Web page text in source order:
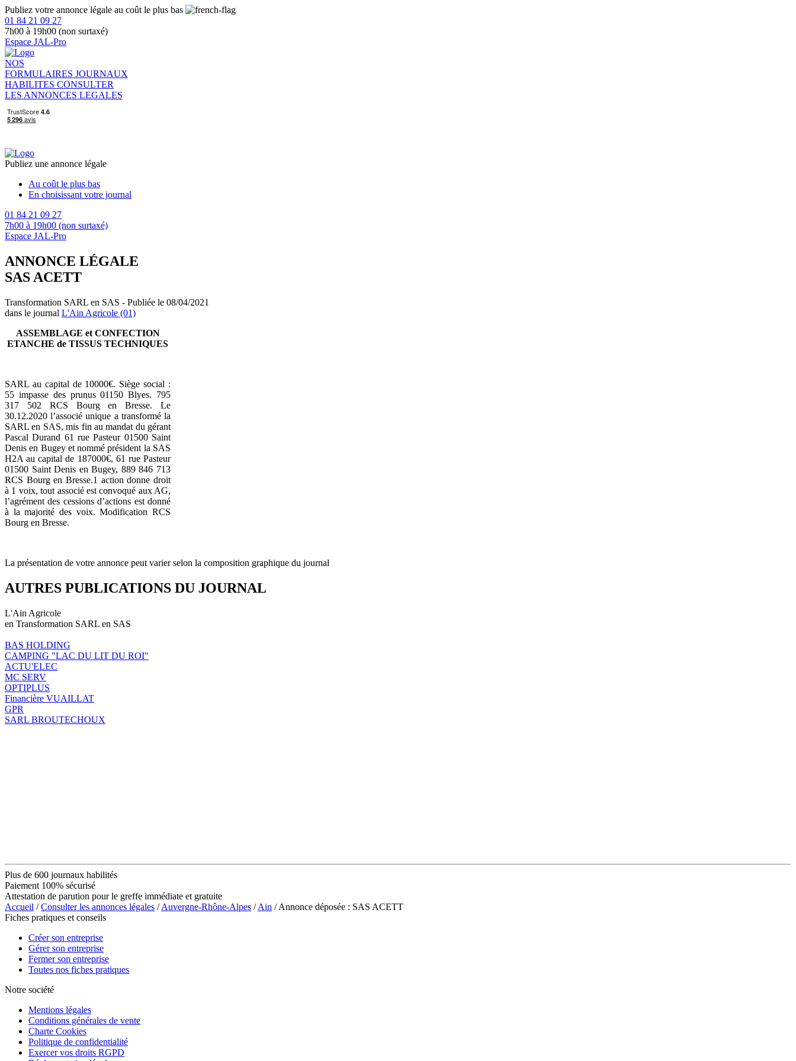
Publiez votre annonce légale au coût le plus bas
01 84 21 09 27
7h00 à 19h00 (non surtaxé)
Espace JAL-Pro
NOS
FORMULAIRES JOURNAUX
HABILITES CONSULTER
LES ANNONCES LEGALES
Publiez une annonce légale
Au coût le plus bas
En choisissant votre journal
01 84 21 09 27
7h00 à 19h00 (non surtaxé)
Espace JAL-Pro
ANNONCE LÉGALE
SAS ACETT
Transformation SARL en SAS - Publiée le 08/04/2021
dans le journal L'Ain Agricole (01)
ASSEMBLAGE et CONFECTION
ETANCHE de TISSUS TECHNIQUES
SARL au capital de 10000€. Siège social :
55 impasse des prunus 01150 Blyes. 795
317 502 RCS Bourg en Bresse. Le
30.12.2020 l’associé unique a transformé la
SARL en SAS, mis fin au mandat du gérant
Pascal Durand 61 rue Pasteur 01500 Saint
Denis en Bugey et nommé président la SAS
H2A au capital de 187000€, 61 rue Pasteur
01500 Saint Denis en Bugey, 889 846 713
RCS Bourg en Bresse.1 action donne droit
à 1 voix, tout associé est convoqué aux AG,
l’agrément des cessions d’actions est donné
à la majorité des voix. Modification RCS
Bourg en Bresse.
La présentation de votre annonce peut varier selon la composition graphique du journal
AUTRES PUBLICATIONS DU JOURNAL
L'Ain Agricole
en Transformation SARL en SAS
BAS HOLDING
CAMPING "LAC DU LIT DU ROI"
ACTU'ELEC
MC SERV
OPTIPLUS
Financière VUAILLAT
GPR
SARL BROUTECHOUX
Plus de 600 journaux habilités
Paiement 100% sécurisé
Attestation de parution pour le greffe immédiate et gratuite
Accueil /Consulter les annonces légales /Auvergne-Rhône-Alpes /Ain / Annonce déposée : SAS ACETT
Fiches pratiques et conseils
Créer son entreprise
Gérer son entreprise
Fermer son entreprise
Toutes nos fiches pratiques
Notre société
Mentions légales
Conditions générales de vente
Charte Cookies
Politique de confidentialité
Exercer vos droits RGPD